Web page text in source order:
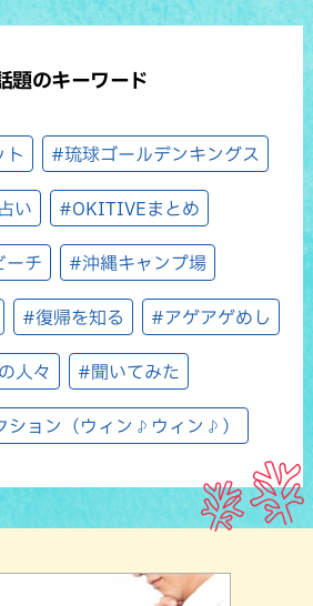
題のキーワード
ト #琉球ゴールデンキングス
い #OKITIVEまとめ
ーチ #沖縄キャンプ場
#復帰を知る #アゲアゲめし
人々 #聞いてみた
ション（ウィン♪ウィン♪）